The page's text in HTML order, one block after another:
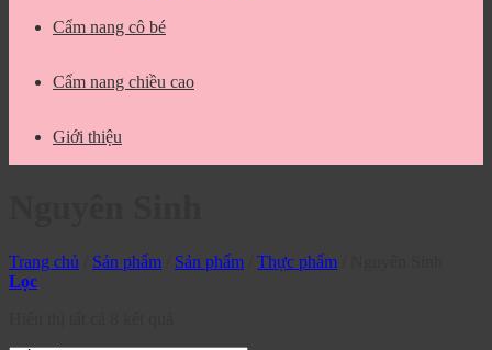
Cẩm nang cô bé
Cẩm nang chiều cao
Giới thiệu
Trang chủ Sản phẩm Sản phẩm Thực phẩm
Lọc